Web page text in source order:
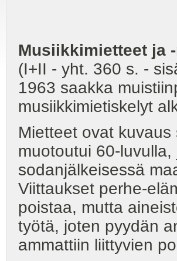
Musiikkimietteet ja
(I+II - yht. 360 s. -
1963 saakka
musiikkimietiskelyt
Mietteet ovat
muotoutui 60-
sodanjälkeisessä
Viittaukset perhe-
poistaa, mutta
työtä, joten pyydän
ammattiin liittyvien